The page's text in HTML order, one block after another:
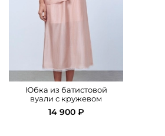
Юбка из батистовой
вуали с кружевом
14 900 ₽